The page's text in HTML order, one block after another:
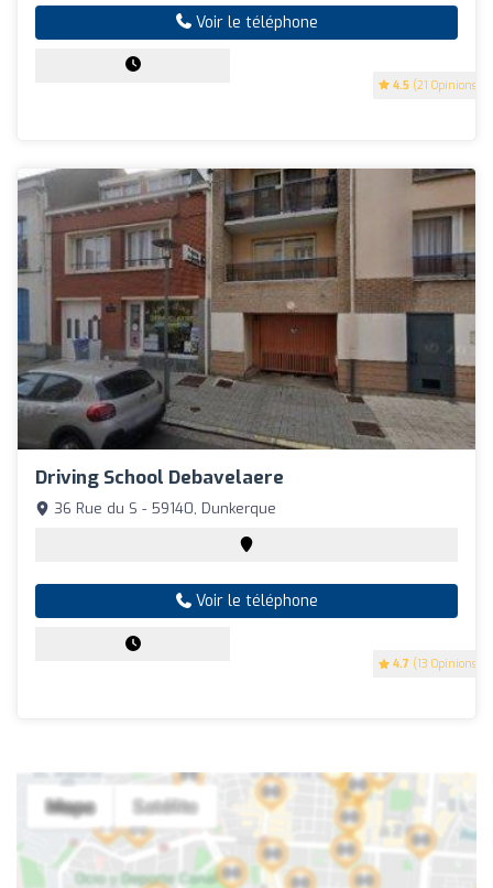
4.5 (21 Opinions)
Voir le téléphone
Driving School Debavelaere
4.7 (13 Opinions)
36 Rue du S - 59140, Dunkerque
Voir le téléphone